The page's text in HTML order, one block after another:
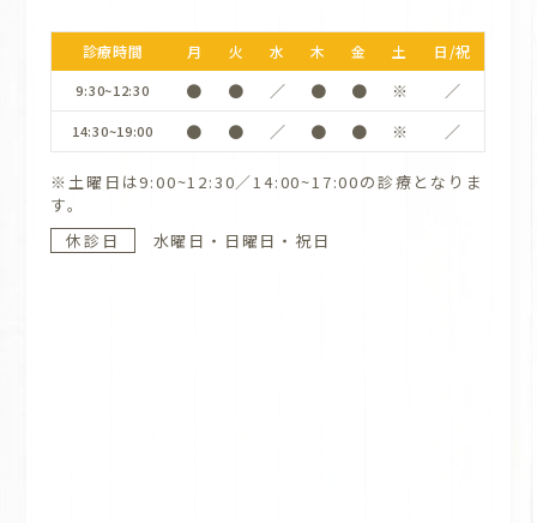
診療時間 月 火 水 木 金 土 日/祝
9:30~12:30 ● ● ／ ● ● ※ ／
14:30~19:00 ● ● ／ ● ● ※ ／
※土曜日は9:00~12:30／14:00~17:00の診療となりま
す。
休診日
水曜日・日曜日・祝日